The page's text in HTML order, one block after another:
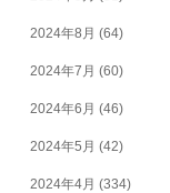
2024年8月 (64)
2024年7月 (60)
2024年6月 (46)
2024年5月 (42)
2024年4月 (334)